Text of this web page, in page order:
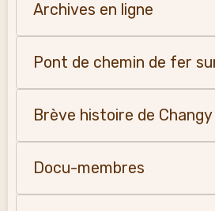
Archives en ligne
Pont de chemin de fer
Brève histoire de Changy
Docu-membres